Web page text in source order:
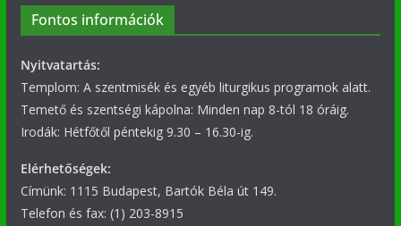
Fontos információk
Nyitvatartás:
Templom: A szentmisék és egyéb liturgikus programok alatt.
Temető és szentségi kápolna: Minden nap 8-tól 18 óráig.
Irodák: Hétfőtől péntekig 9.30 – 16.30-ig.
Elérhetőségek:
Címünk: 1115 Budapest, Bartók Béla út 149.
Telefon és fax: (1) 203-8915